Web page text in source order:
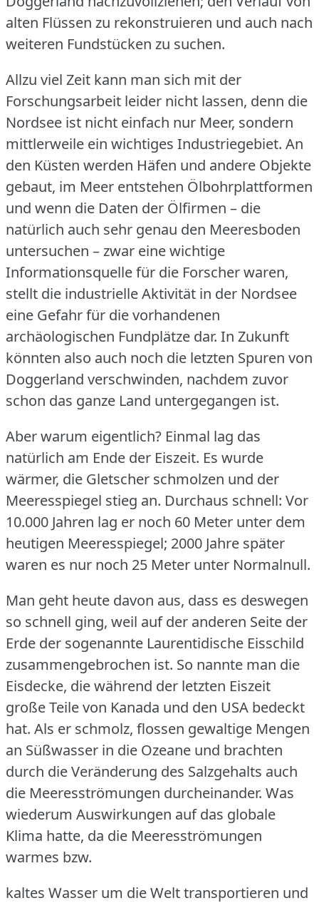
alten Flüssen zu rekonstruieren und auch nach
weiteren Fundstücken zu suchen.
Allzu viel Zeit kann man sich mit der
Forschungsarbeit leider nicht lassen, denn die
Nordsee ist nicht einfach nur Meer, sondern
mittlerweile ein wichtiges Industriegebiet. An
den Küsten werden Häfen und andere Objekte
gebaut, im Meer entstehen Ölbohrplattformen
und wenn die Daten der Ölfirmen – die
natürlich auch sehr genau den Meeresboden
untersuchen – zwar eine wichtige
Informationsquelle für die Forscher waren,
stellt die industrielle Aktivität in der Nordsee
eine Gefahr für die vorhandenen
archäologischen Fundplätze dar. In Zukunft
könnten also auch noch die letzten Spuren von
Doggerland verschwinden, nachdem zuvor
schon das ganze Land untergegangen ist.
Aber warum eigentlich? Einmal lag das
natürlich am Ende der Eiszeit. Es wurde
wärmer, die Gletscher schmolzen und der
Meeresspiegel stieg an. Durchaus schnell: Vor
10.000 Jahren lag er noch 60 Meter unter dem
heutigen Meeresspiegel; 2000 Jahre später
waren es nur noch 25 Meter unter Normalnull.
Man geht heute davon aus, dass es deswegen
so schnell ging, weil auf der anderen Seite der
Erde der sogenannte Laurentidische Eisschild
zusammengebrochen ist. So nannte man die
Eisdecke, die während der letzten Eiszeit
große Teile von Kanada und den USA bedeckt
hat. Als er schmolz, flossen gewaltige Mengen
an Süßwasser in die Ozeane und brachten
durch die Veränderung des Salzgehalts auch
die Meeresströmungen durcheinander. Was
wiederum Auswirkungen auf das globale
Klima hatte, da die Meeresströmungen
warmes bzw.
kaltes Wasser um die Welt transportieren und